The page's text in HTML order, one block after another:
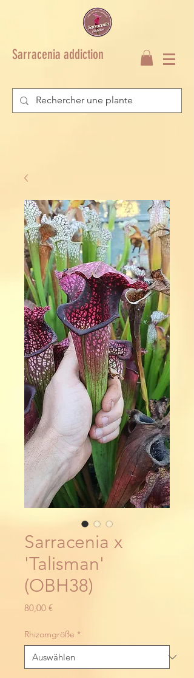
Sarracenia addiction
Sarracenia x
'Talisman'
(OBH38)
80,00 €Preis
Rhizomgröße *